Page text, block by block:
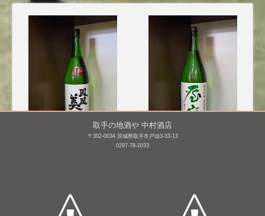
鳳凰美田 純米大吟醸 亀
屋守 純米吟醸 無調整 生
取手の地酒や 中村酒店
〒302-0034 茨城県取手市戸頭3-33-13
0297-78-2033